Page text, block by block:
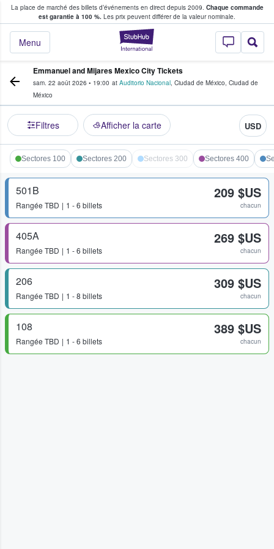
La place de marché des billets d’événements en direct depuis 2009. Chaque commande
est garantie à 100 %. Les prix peuvent différer de la valeur nominale.
StubHub - Où
Menu
fans achètent et vendent des billets
Emmanuel and Mijares Mexico City Tickets
sam. 22 août 2026 • 19:00 at Auditorio Nacional, Ciudad de México, Ciudad de
México
Filtres Afficher la carte USD
Sectores 100 Sectores 200 Sectores 300 Sectores 400
501B
Rangée TBD 1 - 6 billets
209 $US
chacun
405A
Rangée TBD 1 - 6 billets
269 $US
chacun
206
Rangée TBD 1 - 8 billets
309 $US
chacun
108
Rangée TBD 1 - 6 billets
389 $US
chacun